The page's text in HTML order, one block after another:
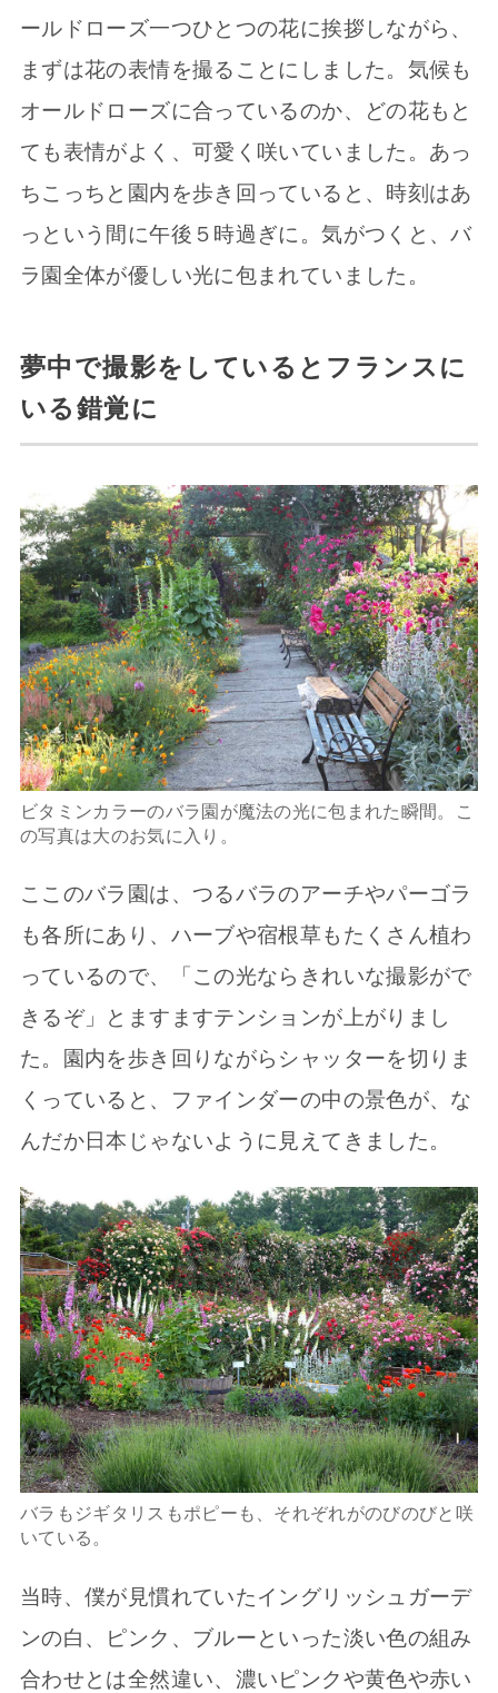
ールドローズ一つひとつの花に挨拶しながら、
まずは花の表情を撮ることにしました。気候も
オールドローズに合っているのか、どの花もと
ても表情がよく、可愛く咲いていました。あっ
ちこっちと園内を歩き回っていると、時刻はあ
っという間に午後５時過ぎに。気がつくと、バ
ラ園全体が優しい光に包まれていました。
夢中で撮影をしているとフランスに
いる錯覚に
ビタミンカラーのバラ園が魔法の光に包まれた瞬間。こ
の写真は大のお気に入り。
ここのバラ園は、つるバラのアーチやパーゴラ
も各所にあり、ハーブや宿根草もたくさん植わ
っているので、「この光ならきれいな撮影がで
きるぞ」とますますテンションが上がりまし
た。園内を歩き回りながらシャッターを切りま
くっていると、ファインダーの中の景色が、な
んだか日本じゃないように見えてきました。
バラもジギタリスもポピーも、それぞれがのびのびと咲
いている。
当時、僕が見慣れていたイングリッシュガーデ
ンの白、ピンク、ブルーといった淡い色の組み
合わせとは全然違い、濃いピンクや黄色や赤い